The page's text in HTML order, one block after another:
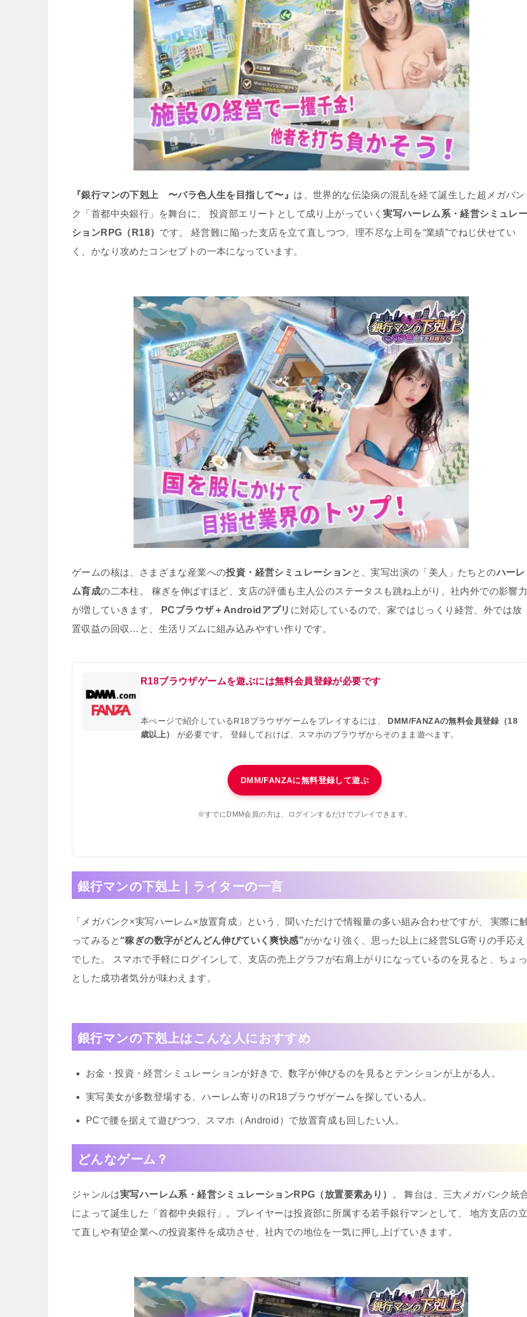
『銀行マンの下剋上 〜バラ色人生を目指して〜』 は、世界的な伝染病の混乱を経て誕生した超メガバン
ク「首都中央銀行」を舞台に、 投資部エリートとして成り上がっていく実写ハーレム系・経営シミュレ
ションRPG（R18） です。 経営難に陥った支店を立て直しつつ、理不尽な上司を“業績”でねじ伏せてい
く、かなり攻めたコンセプトの一本になっています。
ゲームの核は、さまざまな産業への投資・経営シミュレーションと、実写出演の「美人」たちとのハーレ
ム育成の二本柱。 稼ぎを伸ばすほど、支店の評価も主人公のステータスも跳ね上がり、社内外での影響
が増していきます。
PCブラウザ＋Androidアプリ に対応しているので、家ではじっくり経営、外では放
置収益の回収…と、生活リズムに組み込みやすい作りです。
R18ブラウザゲームを遊ぶには無料会員登録が必要です
本ぺージで紹介しているR18ブラウザゲームをプレイするには、 DMM/FANZAの無料会員登録（18
歳以上）
が必要です。 登録しておけば、スマホのブラウザからそのまま遊べます。
DMM/FANZAに無料登録して遊ぶ
※すでにDMM会員の方は、ログインするだけでプレイできます。
銀行マンの下剋上｜ライターの一言
「メガバンク×実写ハーレム×放置育成」という、聞いただけで情報量の多い組み合わせですが、 実際に
ってみると “稼ぎの数字がどんどん伸びていく爽快感”がかなり強く、思った以上に経営SLG寄りの手応え
でした。 スマホで手軽にログインして、支店の売上グラフが右肩上がりになっているのを見ると、ちょ
とした成功者気分が味わえます。
銀行マンの下剋上はこんな人におすすめ
お金・投資・経営シミュレーションが好きで、数字が伸びるのを見るとテンションが上がる人。
実写美女が多数登場する、ハーレム寄りのR18ブラウザゲームを探している人。
PCで腰を据えて遊びつつ、スマホ（Android）で放置育成も回したい人。
どんなゲーム？
ジャンルは実写ハーレム系・経営シミュレーションRPG（放置要素あり）
。 舞台は、三大メガバンク統
によって誕生した「首都中央銀行」。プレイヤーは投資部に所属する若手銀行マンとして、 地方支店の
て直しや有望企業への投資案件を成功させ、社内での地位を一気に押し上げていきます。